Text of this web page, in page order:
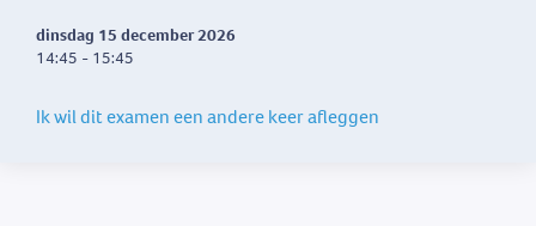
dinsdag 15 december 2026
14:45 - 15:45
Ik wil dit examen een andere keer afleggen